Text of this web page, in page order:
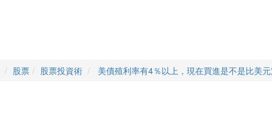
股票 股票投資術 美債殖利率有4％以上，現在買進是不是比美